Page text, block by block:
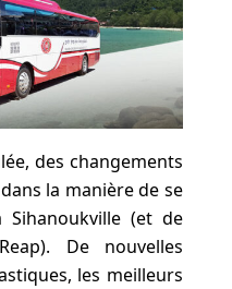
des changements
la manière de se
(et de
De nouvelles
les meilleurs